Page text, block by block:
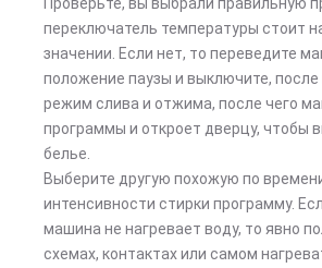
переключатель температуры стоит
значении. Если нет, то переведите
положение паузы и выключите, после
режим слива и отжима, после чего
программы и откроет дверцу, чтобы
белье.
Выберите другую похожую по
интенсивности стирки программу.
машина не нагревает воду, то явно
схемах, контактах или самом